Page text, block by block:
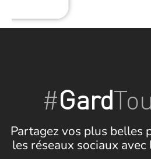
#Gard
Partagez vos plus belles
les réseaux sociaux